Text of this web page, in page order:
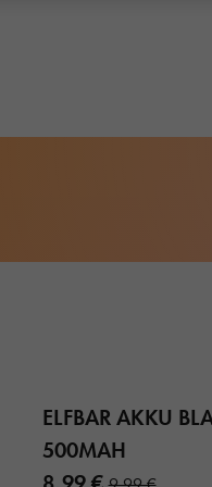
ELFBAR AKKU
500MAH